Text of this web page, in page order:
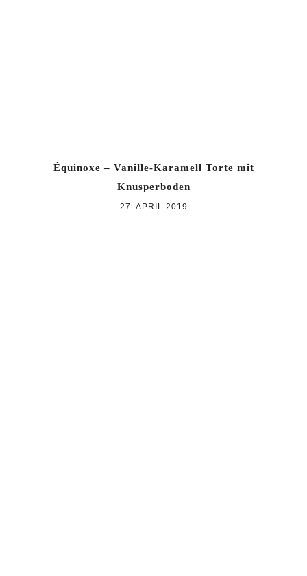
Équinoxe – Vanille-Karamell Torte mit
Knusperboden
27. APRIL 2019